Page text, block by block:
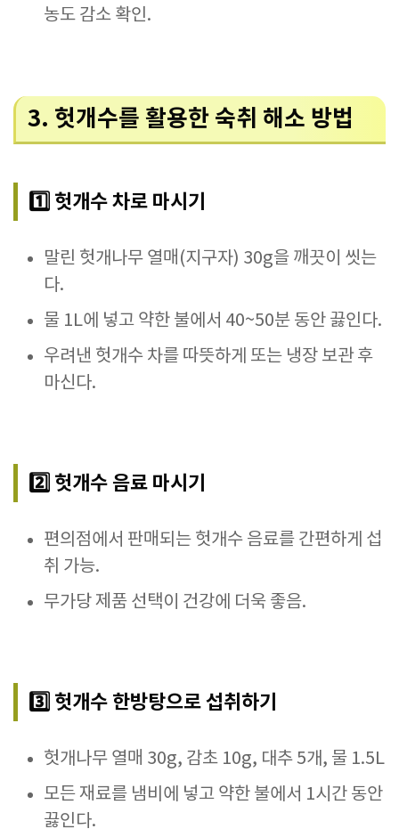
농도 감소 확인.
3. 헛개수를 활용한 숙취 해소 방법
1️⃣ 헛개수 차로 마시기
말린 헛개나무 열매(지구자) 30g을 깨끗이 씻는
다.
물 1L에 넣고 약한 불에서 40~50분 동안 끓인다.
우려낸 헛개수 차를 따뜻하게 또는 냉장 보관 후
마신다.
2️⃣ 헛개수 음료 마시기
편의점에서 판매되는 헛개수 음료를 간편하게 섭
취 가능.
무가당 제품 선택이 건강에 더욱 좋음.
3️⃣ 헛개수 한방탕으로 섭취하기
헛개나무 열매 30g, 감초 10g, 대추 5개, 물 1.5L
모든 재료를 냄비에 넣고 약한 불에서 1시간 동안
끓인다.